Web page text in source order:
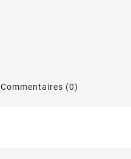
Commentaires (0)